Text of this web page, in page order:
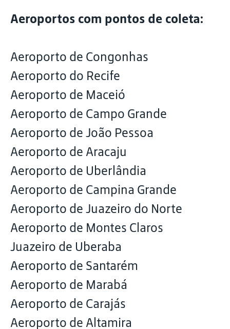
Aeroportos com pontos de coleta:
Aeroporto de Congonhas
Aeroporto do Recife
Aeroporto de Maceió
Aeroporto de Campo Grande
Aeroporto de João Pessoa
Aeroporto de Aracaju
Aeroporto de Uberlândia
Aeroporto de Campina Grande
Aeroporto de Juazeiro do Norte
Aeroporto de Montes Claros
Juazeiro de Uberaba
Aeroporto de Santarém
Aeroporto de Marabá
Aeroporto de Carajás
Aeroporto de Altamira